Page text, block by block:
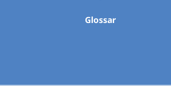
Glossar